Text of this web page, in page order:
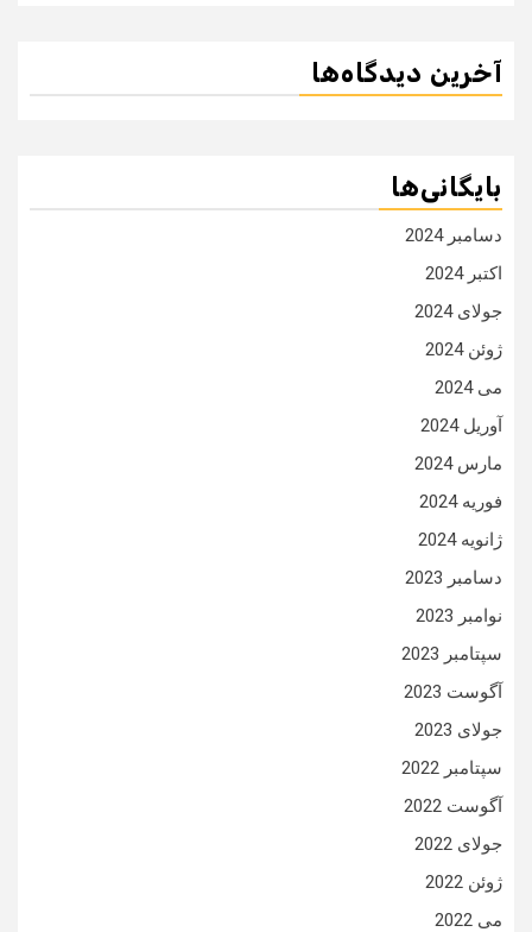
آخرین دیدگاه‌ها
بایگانی‌ها
دسامبر 2024
اکتبر 2024
جولای 2024
ژوئن 2024
می 2024
آوریل 2024
مارس 2024
فوریه 2024
ژانویه 2024
دسامبر 2023
نوامبر 2023
سپتامبر 2023
آگوست 2023
جولای 2023
سپتامبر 2022
آگوست 2022
جولای 2022
ژوئن 2022
می 2022